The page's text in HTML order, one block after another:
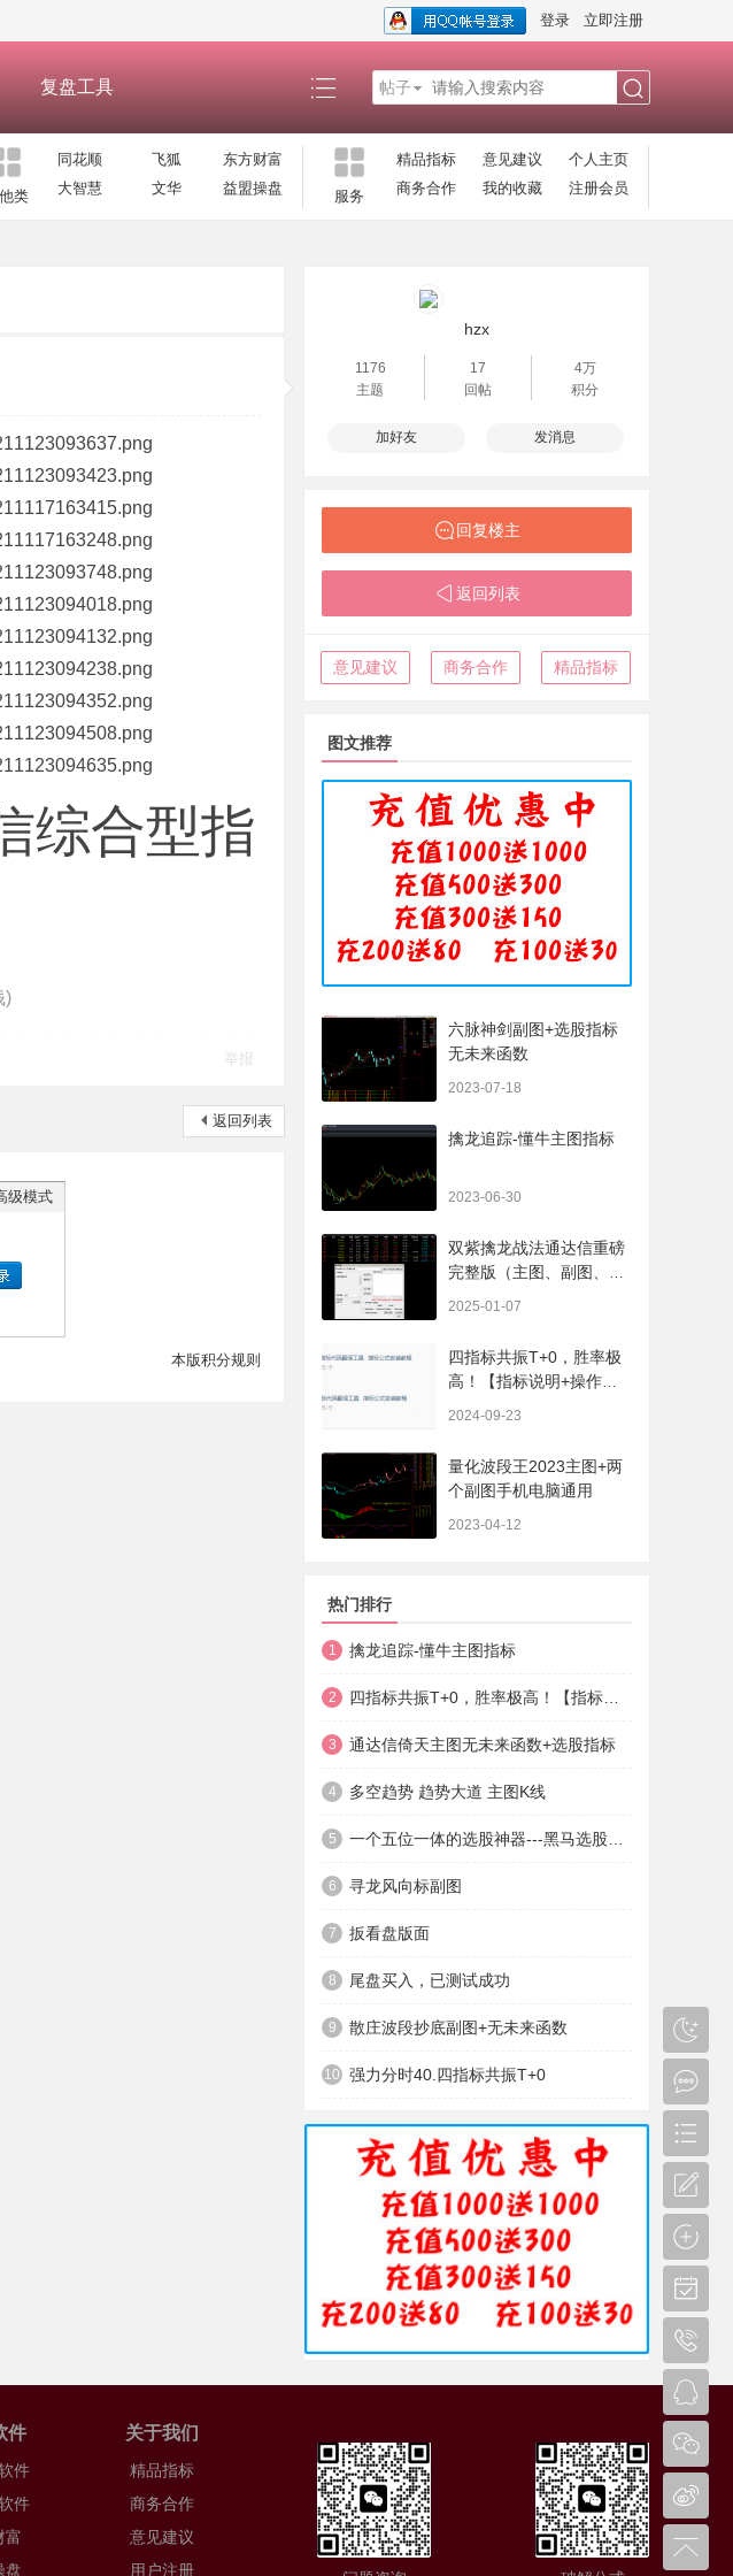
登录 立即注册
复盘工具 帖子
类
同花顺 飞狐
东方财富
大智慧
文华 益盟操盘 服务
精品指标 意见建议
个人主页
商务合作
我的收藏 注册会员
综合型指
)
举报
返回列表
级模式
本版积分规则
hzx
1176
主题
17
回帖
4万
积分
加好友 发消息
回复楼主
返回列表
意见建议 商务合作 精品指标
图文推荐
六脉神剑副图+选股指标
无未来函数
2023-07-18
擒龙追踪-懂牛主图指标
2023-06-30
双紫擒龙战法通达信重磅
完整版（主图、副图、排
2025-01-07
四指标共振T+0，胜率极
高！【指标说明+操作方
2024-09-23
量化波段王2023主图+两
个副图手机电脑通用
2023-04-12
热门排行
1 擒龙追踪-懂牛主图指标
2
3 通达信倚天主图无未来函数+选股指标
4 多空趋势 趋势大道 主图K线
5
6 寻龙风向标副图
7 扳看盘版面
8 尾盘买入，已测试成功
9 散庄波段抄底副图+无未来函数
10 强力分时40.四指标共振T+0
件
件
件
富
盘
关于我们
精品指标
商务合作
意见建议
用户注册